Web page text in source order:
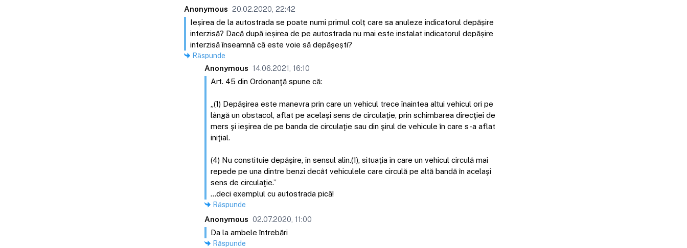
Anonymous 20.02.2020, 22:42
Ieșirea de la autostrada se poate numi primul colț care sa anuleze indicatorul depășire
interzisă? Dacă după ieșirea de pe autostrada nu mai este instalat indicatorul depășire
interzisă înseamnă că este voie să depășești?
Răspunde
Anonymous 14.06.2021, 16:10
Art. 45 din Ordonanţă spune că:
„(1) Depăşirea este manevra prin care un vehicul trece înaintea altui vehicul ori pe
lângă un obstacol, aflat pe acelaşi sens de circulaţie, prin schimbarea direcţiei de
mers şi ieşirea de pe banda de circulaţie sau din şirul de vehicule în care s-a aflat
iniţial.
(4) Nu constituie depăşire, în sensul alin.(1), situaţia în care un vehicul circulă mai
repede pe una dintre benzi decât vehiculele care circulă pe altă bandă în acelaşi
sens de circulaţie.”
...deci exemplul cu autostrada pică!
Răspunde
Anonymous 02.07.2020, 11:00
Da la ambele întrebări
Răspunde